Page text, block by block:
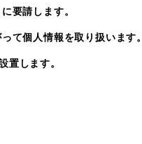
要請します。
て個人情報を取り扱います。
置します。